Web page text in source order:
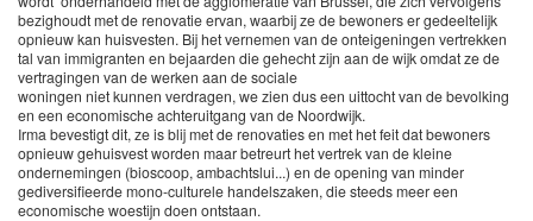
bezighoudt met de renovatie ervan, waarbij ze de bewoners er gedeeltelijk
opnieuw kan huisvesten. Bij het vernemen van de onteigeningen vertrekken
tal van immigranten en bejaarden die gehecht zijn aan de wijk omdat ze de
vertragingen van de werken aan de sociale
woningen niet kunnen verdragen, we zien dus een uittocht van de bevolking
en een economische achteruitgang van de Noordwijk.
Irma bevestigt dit, ze is blij met de renovaties en met het feit dat bewoners
opnieuw gehuisvest worden maar betreurt het vertrek van de kleine
ondernemingen (bioscoop, ambachtslui...) en de opening van minder
gediversifieerde mono-culturele handelszaken, die steeds meer een
economische woestijn doen ontstaan.